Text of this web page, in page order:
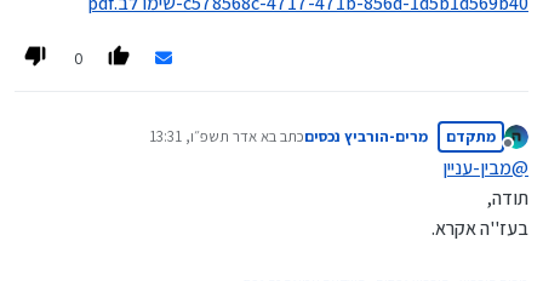
0
מנותק
מתקדם מרים-הורביץ נכסיםכתב בא אדר תשפ״ו, 13:31
נערך לאחרונה על ידי
@מבין-עניין
תודה,
בעז''ה אקרא.